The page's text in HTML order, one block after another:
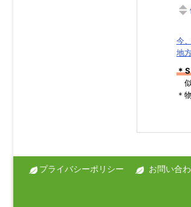
今
地
＊
似
＊
プライバシーポリシー お問い合